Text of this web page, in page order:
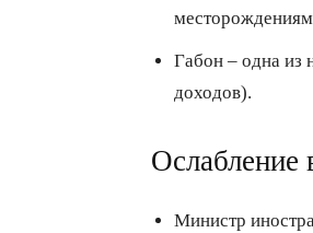
Габон – одна из
доходов).
Ослабление
Министр